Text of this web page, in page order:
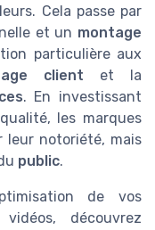
Cela passe par
et un montage
particulière aux
client et la
. En investissant
les marques
leur notoriété, mais
public.
de vos
découvrez